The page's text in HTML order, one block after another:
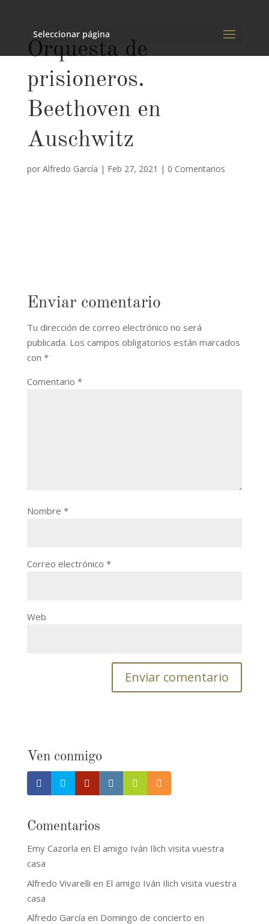
Seleccionar página
Orquesta de
prisioneros.
Beethoven en
Auschwitz
por Alfredo García | Feb 27, 2021 | 0 Comentarios
Enviar comentario
Tu dirección de correo electrónico no será
publicada. Los campos obligatorios están marcados
con *
Comentario *
Nombre *
Correo electrónico *
Web
Ven conmigo
Comentarios
Emy Cazorla en El amigo Iván Ilich visita vuestra
casa
Alfredo Vivarelli en El amigo Iván Ilich visita vuestra
casa
Alfredo García en Domingo de concierto en